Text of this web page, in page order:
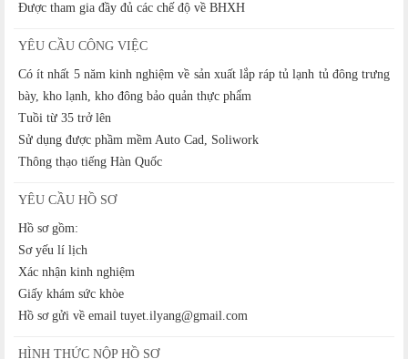
Được tham gia đầy đủ các chế độ về BHXH
YÊU CẦU CÔNG VIỆC
Có ít nhất 5 năm kinh nghiệm về sản xuất lắp ráp tủ lạnh tủ đông trưng
bày, kho lạnh, kho đông bảo quản thực phẩm
Tuồi từ 35 trở lên
Sử dụng được phầm mềm Auto Cad, Soliwork
Thông thạo tiếng Hàn Quốc
YÊU CẦU HỒ SƠ
Hồ sơ gồm:
Sơ yếu lí lịch
Xác nhận kinh nghiệm
Giấy khám sức khòe
Hồ sơ gửi về email tuyet.ilyang@gmail.com
HÌNH THỨC NỘP HỒ SƠ